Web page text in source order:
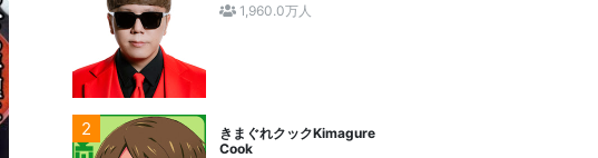
1,960.0万人
2
きまぐれクックKimagure
Cook